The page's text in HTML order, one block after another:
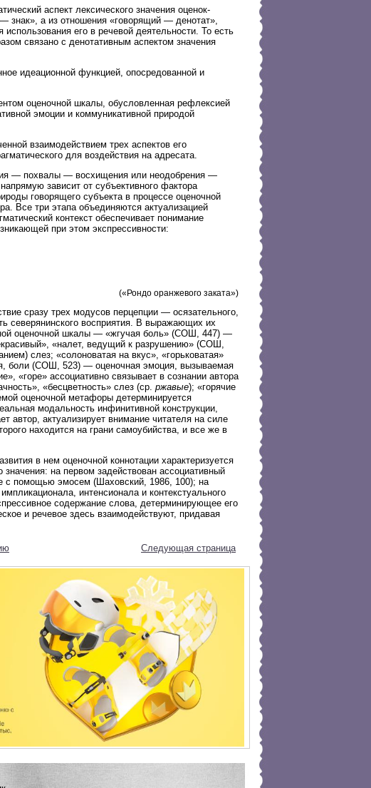
аспект лексического значения оценок-
знак», а из отношения «говорящий — денотат»,
его в речевой деятельности. То есть
связано с денотативным аспектом значения
идеационной функцией, опосредованной и
оценочной шкалы, обусловленная рефлексией
эмоции и коммуникативной природой
взаимодействием трех аспектов его
для воздействия на адресата.
— похвалы — восхищения или неодобрения —
зависит от субъективного фактора
говорящего субъекта в процессе оценочной
Все три этапа объединяются актуализацией
контекст обеспечивает понимание
при этом экспрессивности:
(«Рондо оранжевого заката»)
сразу трех модусов перцепции — осязательного,
северянинского восприятия. В выражающих их
оценочной шкалы — «жгучая боль» (СОШ, 447) —
«налет, ведущий к разрушению» (СОШ,
слез; «солоноватая на вкус», «горьковатая»
боли (СОШ, 523) — оценочная эмоция, вызываемая
«горе» ассоциативно связывает в сознании автора
«бесцветность» слез (ср. ржавые); «горячие
оценочной метафоры детерминируется
модальность инфинитивной конструкции,
автор, актуализирует внимание читателя на силе
находится на грани самоубийства, и все же в
в нем оценочной коннотации характеризуется
на первом задействован ассоциативный
с помощью эмосем (Шаховский, 1986, 100); на
интенсионала и контекстуального
содержание слова, детерминирующее его
и речевое здесь взаимодействуют, придавая
Следующая страница